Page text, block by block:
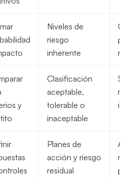
Niveles de
riesgo
inherente
y
Clasificación
aceptable,
tolerable o
inaceptable
Planes de
acción y riesgo
residual